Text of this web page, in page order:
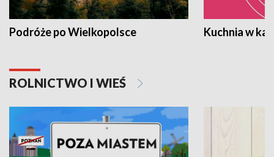
Podróże po Wielkopolsce Kuchnia w
ROLNICTWO I WIEŚ